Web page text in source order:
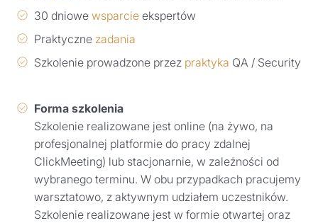
30 dniowe wsparcie ekspertów
Praktyczne zadania
Szkolenie prowadzone przez praktyka QA / Security
Forma szkolenia
Szkolenie realizowane jest online (na żywo, na
profesjonalnej platformie do pracy zdalnej
ClickMeeting) lub stacjonarnie, w zależności od
wybranego terminu. W obu przypadkach pracujemy
warsztatowo, z aktywnym udziałem uczestników.
Szkolenie realizowane jest w formie otwartej oraz